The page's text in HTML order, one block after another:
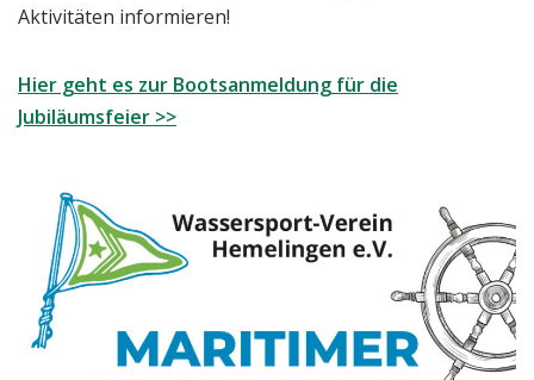
Aktivitäten informieren!
Hier geht es zur Bootsanmeldung für die
Jubiläumsfeier >>